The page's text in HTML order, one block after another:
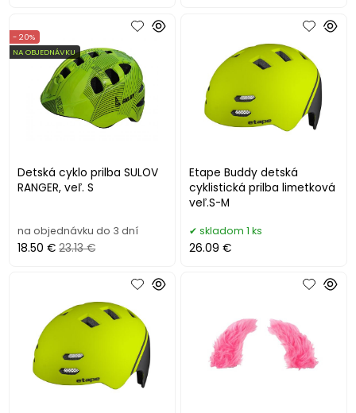
Detská cyklo prilba SULOV
RANGER, veľ. S
- 20%
NA OBJEDNÁVKU
na objednávku do 3 dní
18.50 € 23.13 €
Etape Buddy detská
cyklistická prilba limetková
veľ.S-M
skladom 1 ks
26.09 €